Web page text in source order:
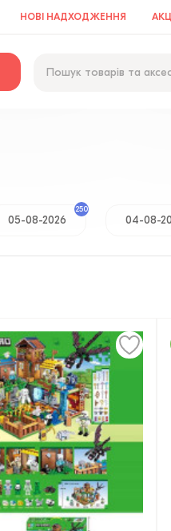
НОВІ НАДХОДЖЕННЯ
05-08-2026
250
04-08-